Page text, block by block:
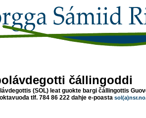
čállingoddi
(SOL) leat guokte bargi čállingottis
tlf. 784 86 222 dahje e-poasta sol(a)nsr.no